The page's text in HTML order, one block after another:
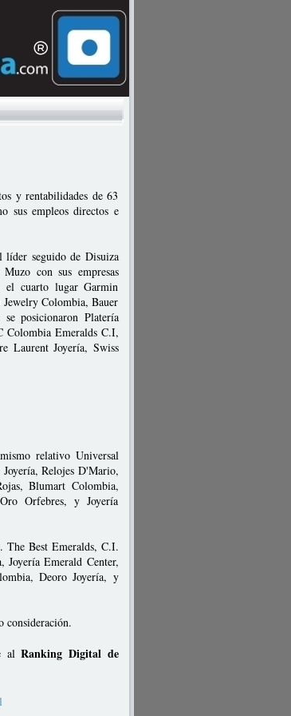
y rentabilidades de 63
sus empleos directos e
seguido de Disuiza
con sus empresas
el cuarto lugar Garmin
Colombia, Bauer
posicionaron Platería
Colombia Emeralds C.I,
Laurent Joyería, Swiss
relativo Universal
Relojes D'Mario,
Blumart Colombia,
Orfebres, y Joyería
The Best Emeralds, C.I.
Joyería Emerald Center,
Deoro Joyería, y
consideración.
alRanking Digital de